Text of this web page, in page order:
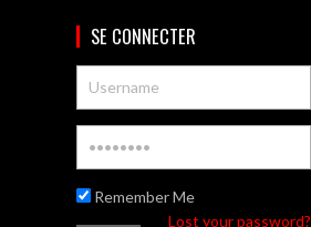
SE CONNECTER
Remember Me
Lost your password?